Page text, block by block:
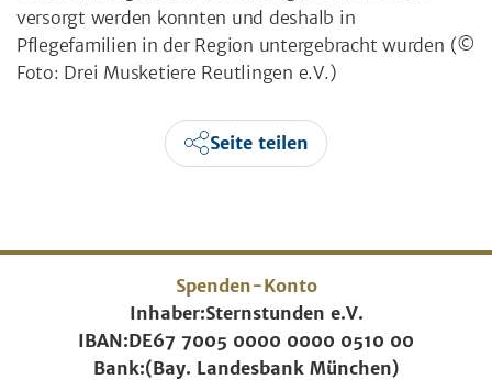
versorgt werden konnten und deshalb in
Pflegefamilien in der Region untergebracht wurden (©
Foto: Drei Musketiere Reutlingen e.V.)
Seite teilen
Spenden-Konto
Inhaber:Sternstunden e.V.
IBAN:DE67 7005 0000 0000 0510 00
Bank:(Bay. Landesbank München)